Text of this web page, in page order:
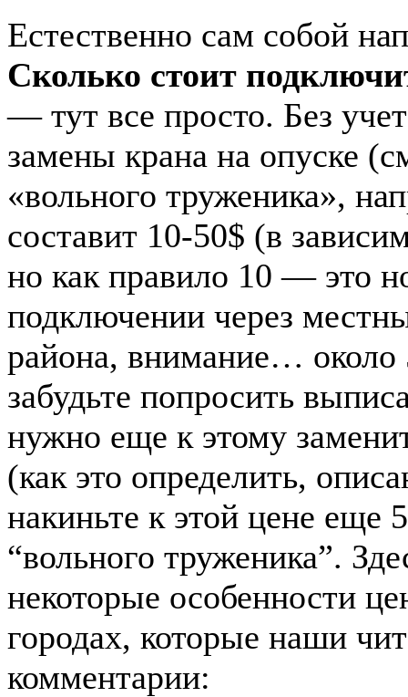
Естественно сам собой
Сколько стоит
— тут все просто. Без
замены крана на опуске
«вольного труженика»,
составит 10-50$ (в
но как правило 10 — это
подключении через
района, внимание…
забудьте попросить
нужно еще к этому
(как это определить,
накиньте к этой цене еще
“вольного труженика”.
некоторые особенности
городах, которые наши
комментарии: